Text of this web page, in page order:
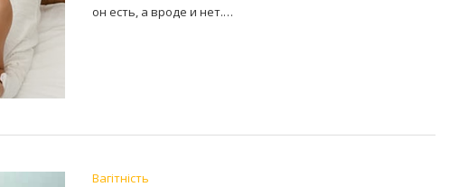
он есть, а вроде и нет.…
Вагітність